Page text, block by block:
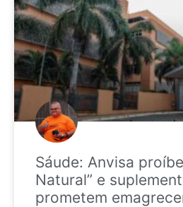
Sáude: Anvisa
Natural” e
prometem